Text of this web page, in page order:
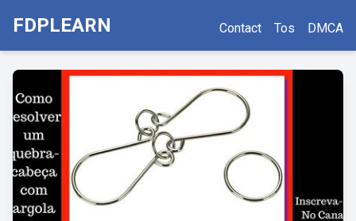
FDPLEARN Contact Tos DMCA